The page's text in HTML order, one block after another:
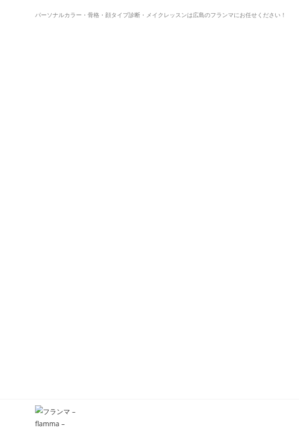
パーソナルカラー・骨格・顔タイプ診断・メイクレッスンは広島のフランマにお任せください！